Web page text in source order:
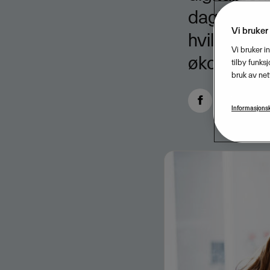
daglige
hvilken
Vi
Vi bruker
tilby
bruk av